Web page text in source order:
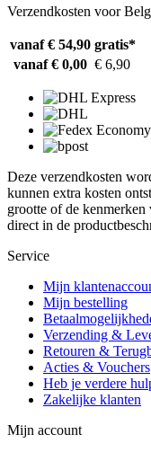
Verzendkosten voor
vanaf € 54,90 gratis*
vanaf € 0,00 € 6,90
Deze verzendkosten
kunnen extra kosten
grootte of de
direct in de
Service
Mijn
Mijn bestelling
Verzending &
Retouren &
Acties & Vouchers
Heb je verdere
Zakelijke klanten
Mijn account